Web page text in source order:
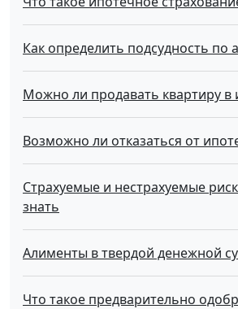
Как определить подсудность по
Можно ли продавать квартиру в
Возможно ли отказаться от
Страхуемые и нестрахуемые
знать
Алименты в твердой денежной
Что такое предварительно